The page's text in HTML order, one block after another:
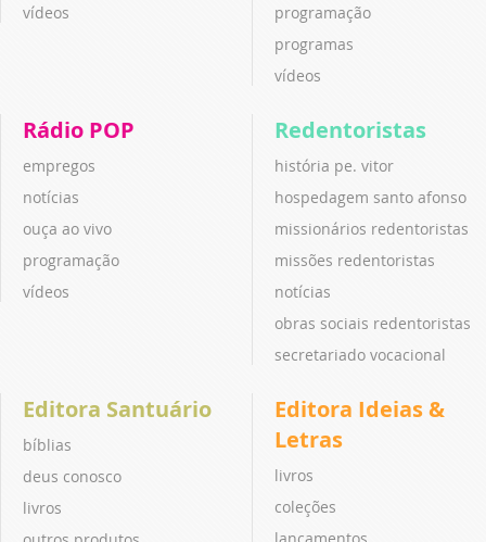
vídeos
programação
programas
vídeos
Rádio POP
empregos
notícias
ouça ao vivo
programação
vídeos
Redentoristas
história pe. vitor
hospedagem santo afonso
missionários redentoristas
missões redentoristas
notícias
obras sociais redentoristas
secretariado vocacional
Editora Santuário
bíblias
deus conosco
livros
Editora Ideias &
Letras
livros
coleções